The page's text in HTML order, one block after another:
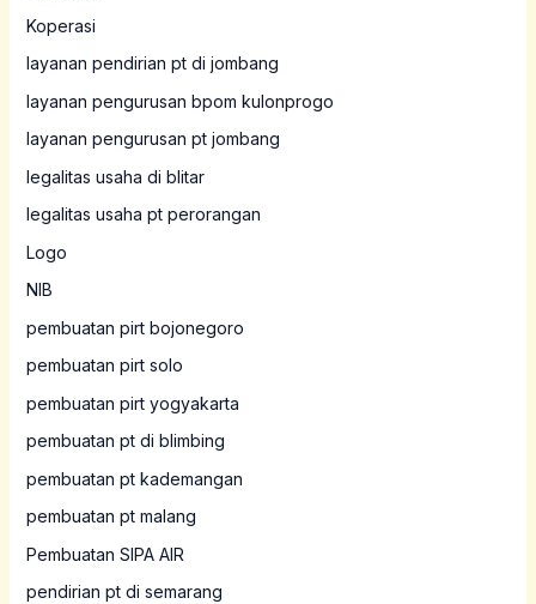
Koperasi
layanan pendirian pt di jombang
layanan pengurusan bpom kulonprogo
layanan pengurusan pt jombang
legalitas usaha di blitar
legalitas usaha pt perorangan
Logo
NIB
pembuatan pirt bojonegoro
pembuatan pirt solo
pembuatan pirt yogyakarta
pembuatan pt di blimbing
pembuatan pt kademangan
pembuatan pt malang
Pembuatan SIPA AIR
pendirian pt di semarang